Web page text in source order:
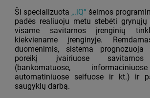
Ši specializuota „.iQ“ šeimos
padės realiuoju metu stebėti
visame savitarnos įrenginių
kiekviename įrenginyje.
duomenimis, sistema prognozuoja
poreikį įvairiuose savitarnos
(bankomatuose,
automatiniuose seifuose ir kt.) ir
saugyklų darbą.